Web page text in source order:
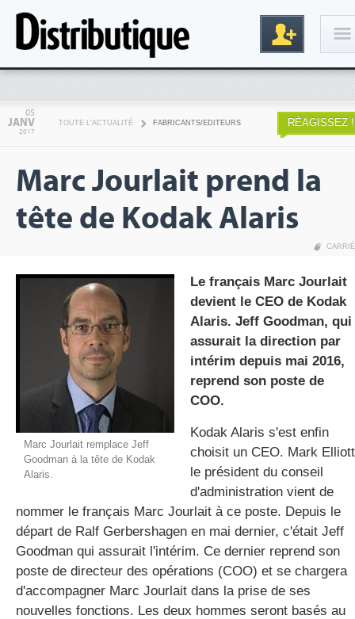
05
JANV
2017
TOUTE L'ACTUALITÉ FABRICANTS/EDITEURS RÉAGISSEZ !
Marc Jourlait prend la
tête de Kodak Alaris
Marc Jourlait remplace Jeff
Goodman à la tête de Kodak
Alaris.
Le français Marc Jourlait
devient le CEO de Kodak
Alaris. Jeff Goodman, qui
assurait la direction par
intérim depuis mai 2016,
reprend son poste de
COO.
Kodak Alaris s'est enfin
choisit un CEO. Mark
le président du conseil
d'administration vient de
nommer le français Marc Jourlait à ce poste. Depuis le
départ de Ralf Gerbershagen en mai dernier, c'était Jeff
Goodman qui assurait l'intérim. Ce dernier reprend son
poste de directeur des opérations (COO) et se chargera
d'accompagner Marc Jourlait dans la prise de ses
nouvelles fonctions. Les deux hommes seront basés au